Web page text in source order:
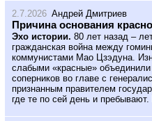
2.7.2026 Андрей Дмитриев
Причина основания
Эхо истории. 80 лет назад –
гражданская война между
коммунистами Мао Цзэдуна.
слабыми «красные»
соперников во главе с
признанным правителем
где те по сей день и